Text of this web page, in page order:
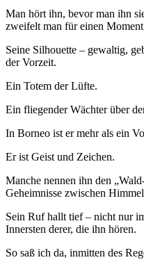
Man hört ihn, bevor man ihn
zweifelt man für einen
Seine Silhouette – gewaltig,
der Vorzeit.
Ein Totem der Lüfte.
Ein fliegender Wächter über
In Borneo ist er mehr als ein
Er ist Geist und Zeichen.
Manche nennen ihn den
Geheimnisse zwischen
Sein Ruf hallt tief – nicht nur
Innersten derer, die ihn hören.
So saß ich da, inmitten des